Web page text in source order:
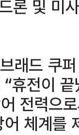
론 및 미
래드 쿠
휴전이
전력으
체계를